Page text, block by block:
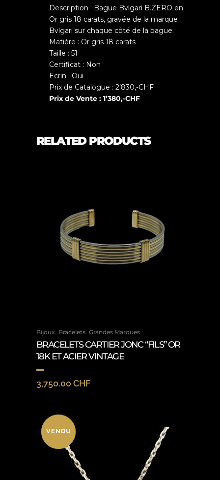
Description : Bague Bvlgari B.ZERO en
Or gris 18 carats, gravée de la marque
Bvlgari sur chaque côté de la bague.
Matière : Or gris 18 carats
Taille : 51
Certificat : Non
Ecrin : Oui
Prix de Catalogue : 2’830,-CHF
Prix de Vente : 1’380,-CHF
RELATED PRODUCTS
Bijoux, Bracelets, Grandes Marques
BRACELETS CARTIER JONC “FILS” OR
18K ET ACIER VINTAGE
3,750.00 CHF
VENDU
VENDU